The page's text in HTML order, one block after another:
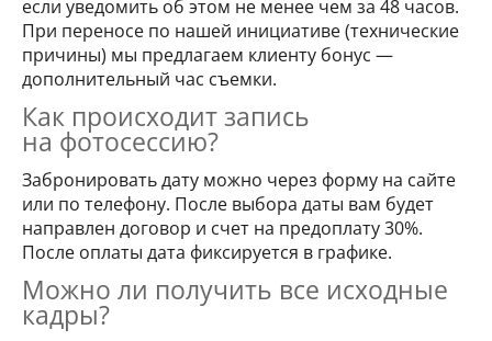
если уведомить об этом не менее чем за 48 часов.
При переносе по нашей инициативе (технические
причины) мы предлагаем клиенту бонус —
дополнительный час съемки.
Как происходит запись
на фотосессию?
Забронировать дату можно через форму на сайте
или по телефону. После выбора даты вам будет
направлен договор и счет на предоплату 30%.
После оплаты дата фиксируется в графике.
Можно ли получить все исходные
кадры?